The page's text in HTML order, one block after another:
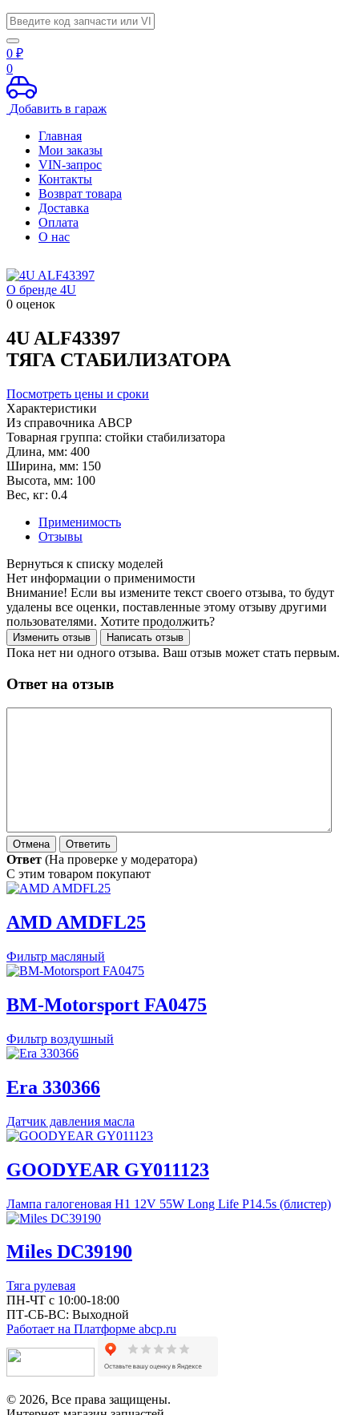
0 ₽
0
Добавить в гараж
Главная
Мои заказы
VIN-запрос
Контакты
Возврат товара
Доставка
Оплата
О нас
О бренде 4U
0 оценок
4U ALF43397
ТЯГА СТАБИЛИЗАТОРА
Посмотреть цены и сроки
Характеристики
Из справочника ABCP
Товарная группа: стойки стабилизатора
Длина, мм: 400
Ширина, мм: 150
Высота, мм: 100
Вес, кг: 0.4
Применимость
Отзывы
Нет информации о применимости
Внимание! Если вы измените текст своего отзыва, то будут
удалены все оценки, поставленные этому отзыву другими
пользователями. Хотите продолжить?
Пока нет ни одного отзыва. Ваш отзыв может стать первым.
Ответ на отзыв
Ответ (На проверке у модератора)
С этим товаром покупают
AMD AMDFL25
Фильтр масляный
BM-Motorsport FA0475
Фильтр воздушный
Era 330366
Датчик давления масла
GOODYEAR GY011123
Лампа галогеновая H1 12V 55W Long Life P14.5s (блистер)
Miles DC39190
Тяга рулевая
ПН-ЧТ с 10:00-18:00
ПТ-СБ-ВС: Выходной
Работает на Платформе abcp.ru
© 2026, Все права защищены.